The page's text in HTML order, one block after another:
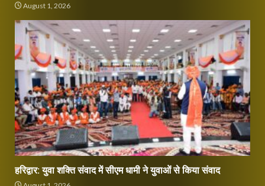
August 1, 2026
हरिद्वार: युवा शक्ति संवाद में सीएम धामी ने युवाओं से किया संवाद